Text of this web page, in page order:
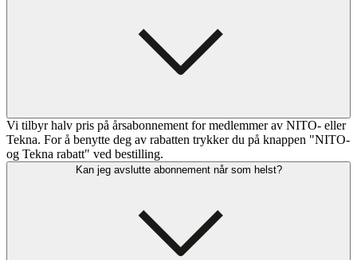
Vi tilbyr halv pris på årsabonnement for medlemmer av NITO- eller
Tekna. For å benytte deg av rabatten trykker du på knappen "NITO-
og Tekna rabatt" ved bestilling.
Kan jeg avslutte abonnement når som helst?